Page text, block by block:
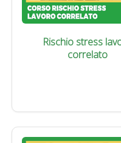
Rischio stress
correlato